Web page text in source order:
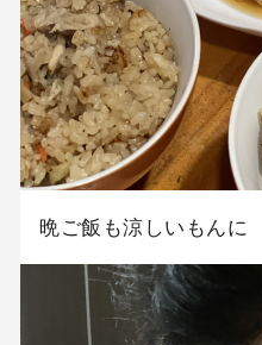
晩ご飯も涼しいもんに